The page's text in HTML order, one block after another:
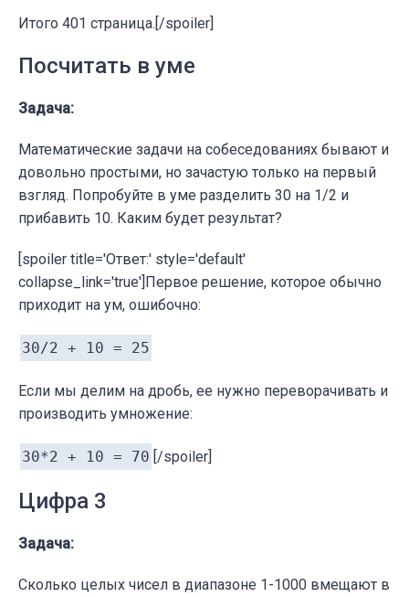
Итого 401 страница.[/spoiler]
Посчитать в уме
Задача:
Математические задачи на собеседованиях бывают и
довольно простыми, но зачастую только на первый
взгляд. Попробуйте в уме разделить 30 на 1/2 и
прибавить 10. Каким будет результат?
[spoiler title='Ответ:' style='default'
collapse_link='true']Первое решение, которое обычно
приходит на ум, ошибочно:
30/2 + 10 = 25
Если мы делим на дробь, ее нужно переворачивать и
производить умножение:
30*2 + 10 = 70 [/spoiler]
Цифра 3
Задача:
Сколько целых чисел в диапазоне 1-1000 вмещают в